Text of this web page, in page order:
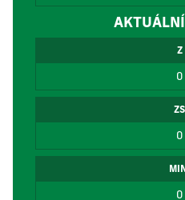
Z
0
ZS
0
0